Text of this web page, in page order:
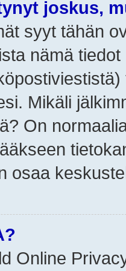
joskus,
syyt tähän
nämä
Mikäli
On
osaa
Online